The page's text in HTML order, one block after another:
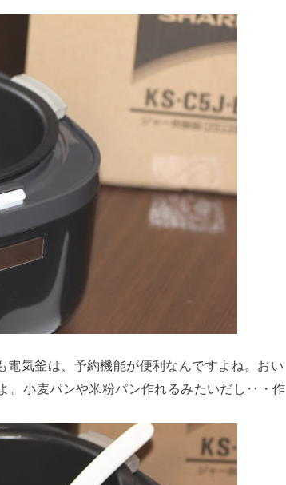
気釜は、予約機能が便利なんですよね。おい
。小麦パンや米粉パン作れるみたいだし‥・作